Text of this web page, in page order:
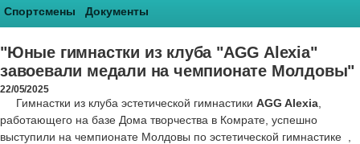
Спортсмены Документы
"‎Юные гимнастки из клуба "‎AGG Alexia"‎
завоевали медали на чемпионате Молдовы"‎
22/05/2025
Гимнастки из клуба эстетической гимнастики AGG Alexia
работающего на базе Дома творчества в Комрате, успешно
выступили на чемпионате Молдовы по эстетической гимнастике